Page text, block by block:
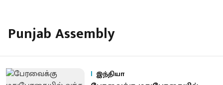
Punjab Assembly
இந்தியா